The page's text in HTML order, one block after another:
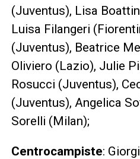
(Juventus), Lisa
Luisa Filangeri
(Juventus), Beatrice
Oliviero (Lazio), Julie
Rosucci (Juventus),
(Juventus), Angelica
Sorelli (Milan);
Centrocampiste: